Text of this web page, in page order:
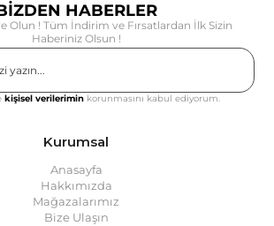
HABERLER
Olun ! Tüm İndirim ve Fırsatlardan İlk Sizin
Haberiniz Olsun !
kişisel verilerimin korunmasını kabul ediyorum.
Kurumsal
Anasayfa
Hakkımızda
Mağazalarımız
Bize Ulaşın